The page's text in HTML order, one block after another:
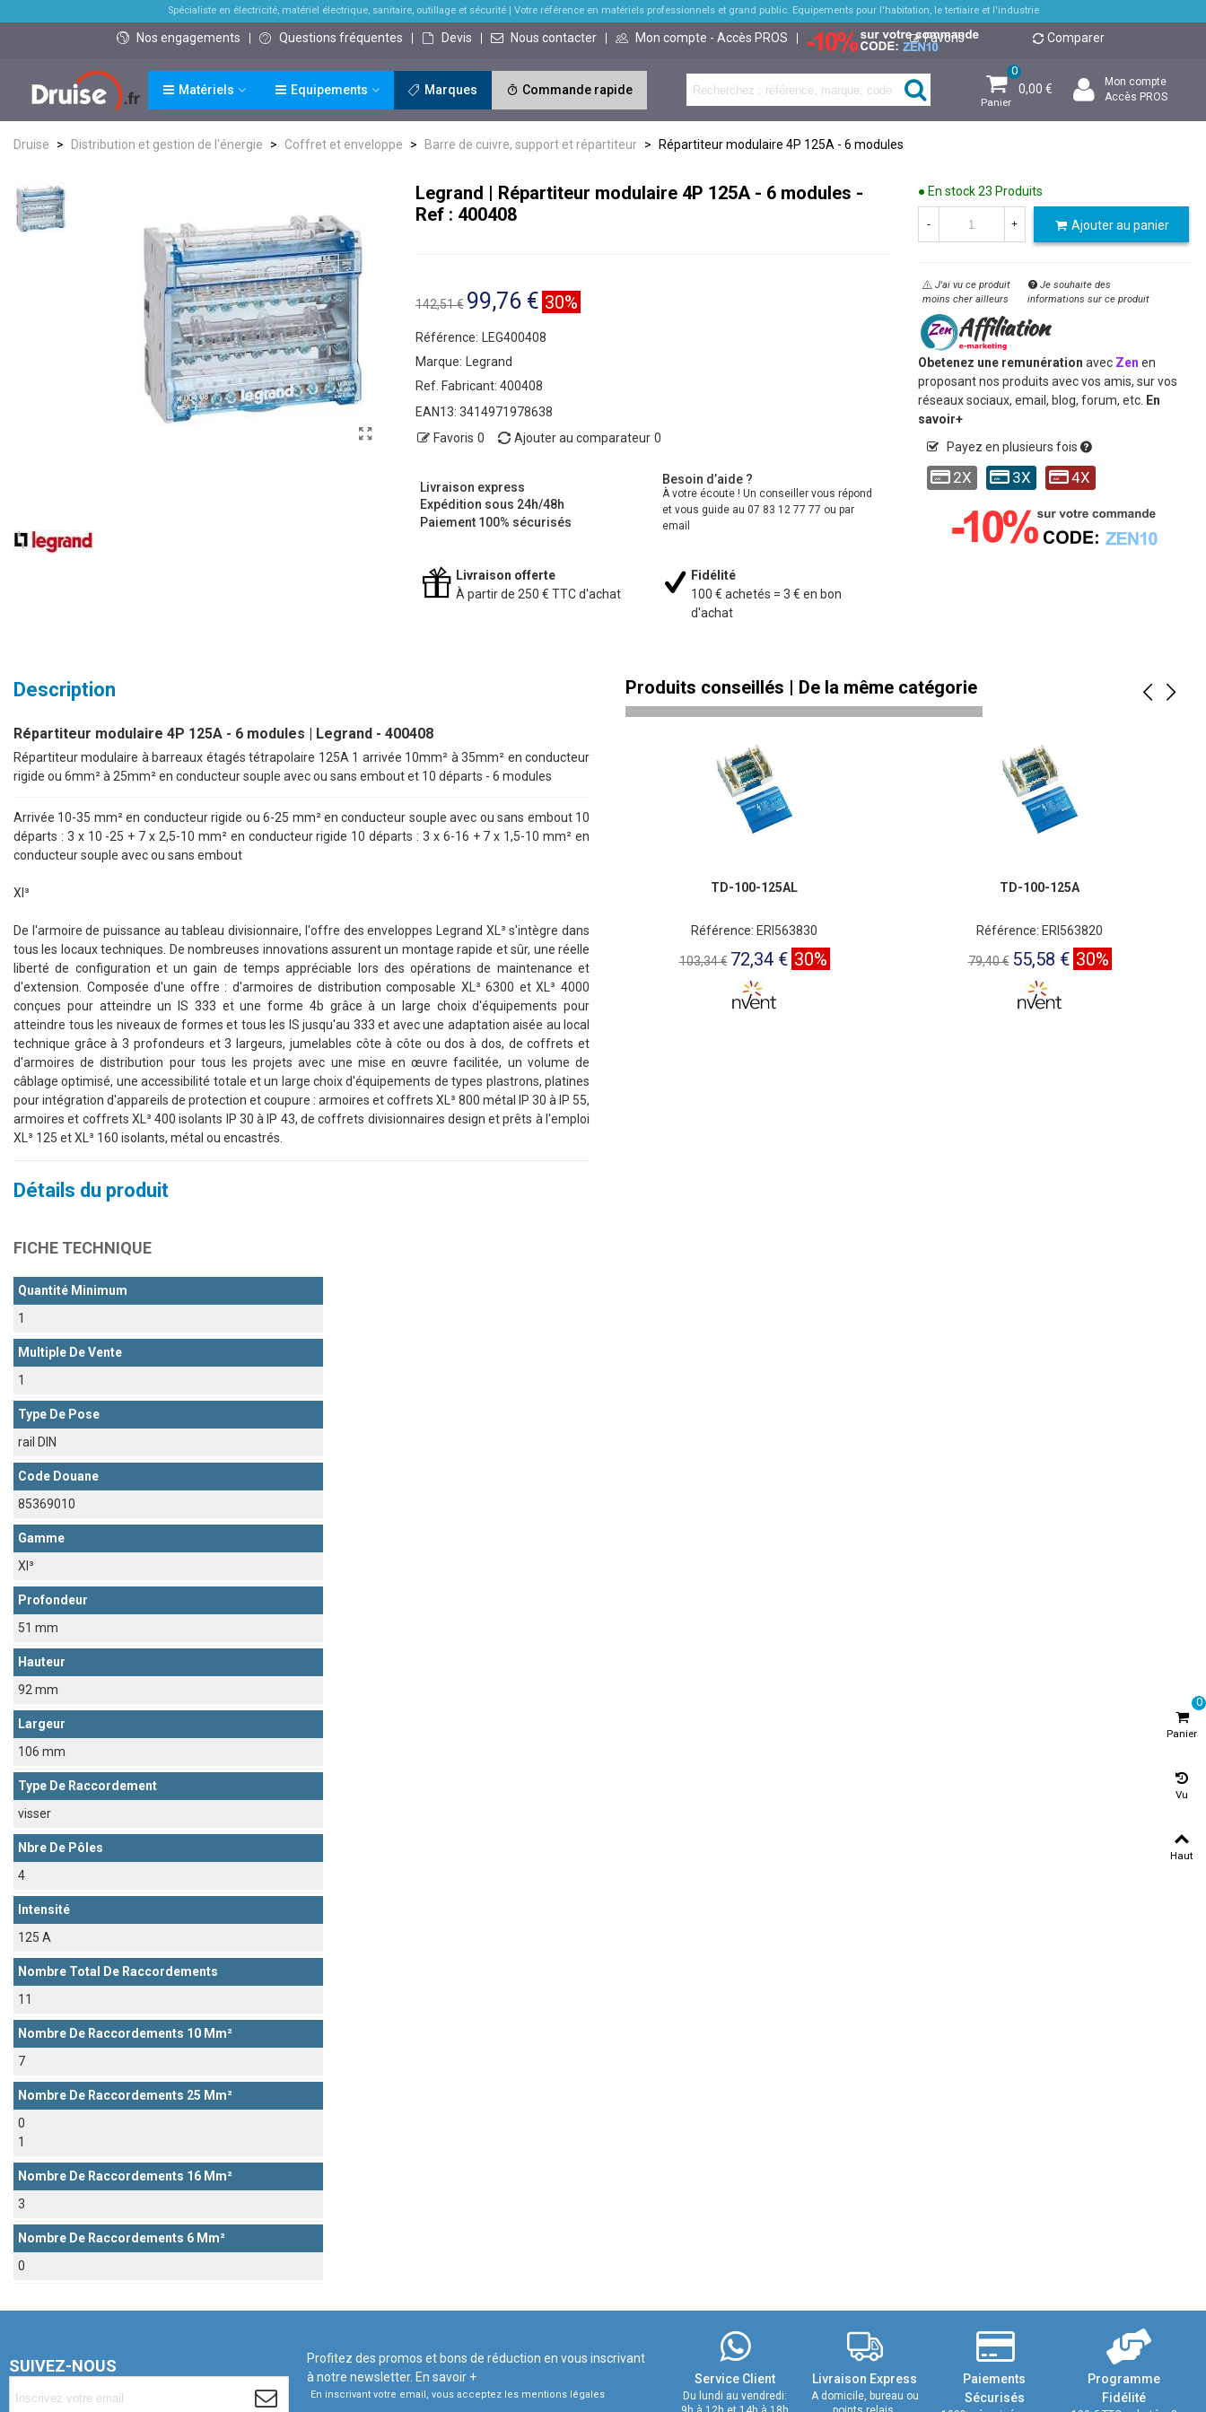
Spécialiste en électricité, matériel électrique, sanitaire, outillage et sécurité| Votre référence en matériels professionnels et grand public. Equipements pour l'habitation, le tertiaire et l'industrie
Nos engagements Questions fréquentes Devis Nous contacter Mon compte - Accès PROS Favoris Comparer
Matériels Equipements Marques Commande rapide
Panier
0
0,00 €
Mon compte
Accès PROS
Druise > Distribution et gestion de l'énergie > Coffret et enveloppe > Barre de cuivre, support et répartiteur > Répartiteur modulaire 4P 125A - 6 modules
Legrand | Répartiteur modulaire 4P 125A - 6 modules -
Ref : 400408
142,51 € 99,76 € 30%
Référence:
LEG400408
Marque:
Legrand
Ref. Fabricant: 400408
EAN13: 3414971978638
Favoris 0 Ajouter au comparateur 0
Livraison express
Expédition sous 24h/48h
Paiement 100% sécurisés
Besoin d’aide ?
À votre écoute ! Un conseiller vous répond
et vous guide au 07 83 12 77 77 ou par
email
Livraison offerte
À partir de 250 € TTC d'achat
Fidélité
100 € achetés = 3 € en bon
d'achat
● En stock23 Produits
- + Ajouter au panier
J'ai vu ce produit
moins cher ailleurs
Je souhaite des
informations sur ce produit
Obetenez une remunération avec Zen en
proposant nos produits avec vos amis, sur vos
réseaux sociaux, email, blog, forum, etc. En
savoir+
Payez en plusieurs fois
2X 3X 4X
Description
Répartiteur modulaire 4P 125A - 6 modules | Legrand - 400408
Répartiteur modulaire à barreaux étagés tétrapolaire 125A 1 arrivée 10mm² à 35mm² en conducteur
rigide ou 6mm² à 25mm² en conducteur souple avec ou sans embout et 10 départs - 6 modules
Arrivée 10-35 mm² en conducteur rigide ou 6-25 mm² en conducteur souple avec ou sans embout 10
départs : 3 x 10 -25 + 7 x 2,5-10 mm² en conducteur rigide 10 départs : 3 x 6-16 + 7 x 1,5-10 mm² en
conducteur souple avec ou sans embout
Xl³
De l'armoire de puissance au tableau divisionnaire, l'offre des enveloppes Legrand XL³ s'intègre dans
tous les locaux techniques. De nombreuses innovations assurent un montage rapide et sûr, une réelle
liberté de configuration et un gain de temps appréciable lors des opérations de maintenance et
d'extension. Composée d'une offre : d'armoires de distribution composable XL³ 6300 et XL³ 4000
conçues pour atteindre un IS 333 et une forme 4b grâce à un large choix d'équipements pour
atteindre tous les niveaux de formes et tous les IS jusqu'au 333 et avec une adaptation aisée au local
technique grâce à 3 profondeurs et 3 largeurs, jumelables côte à côte ou dos à dos, de coffrets et
d'armoires de distribution pour tous les projets avec une mise en œuvre facilitée, un volume de
câblage optimisé, une accessibilité totale et un large choix d'équipements de types plastrons, platines
pour intégration d'appareils de protection et coupure : armoires et coffrets XL³ 800 métal IP 30 à IP 55,
armoires et coffrets XL³ 400 isolants IP 30 à IP 43, de coffrets divisionnaires design et prêts à l'emploi
XL³ 125 et XL³ 160 isolants, métal ou encastrés.
Détails du produit
FICHE TECHNIQUE
Quantité Minimum
1
Multiple De Vente
1
Type De Pose
rail DIN
Code Douane
85369010
Gamme
Xl³
Profondeur
51 mm
Hauteur
92 mm
Largeur
106 mm
Type De Raccordement
visser
Nbre De Pôles
4
Intensité
125 A
Nombre Total De Raccordements
11
Nombre De Raccordements 10 Mm²
7
Nombre De Raccordements 25 Mm²
0
1
Nombre De Raccordements 16 Mm²
3
Nombre De Raccordements 6 Mm²
0
Produits conseillés | De la même catégorie
TD-100-125AL
Référence: ERI563830
103,34 € 72,34 € 30%
TD-100-125A
Référence: ERI563820
79,40 € 55,58 € 30%
SUIVEZ-NOUS
Profitez des promos et bons de réduction en vous inscrivant
à notre newsletter.En savoir +
En inscrivant votre email, vous acceptez les mentions légales
Service Client
Du lundi au vendredi:
Livraison Express
A domicile, bureau ou
Paiements
Sécurisés
Programme
Fidélité
Panier
0
Vu
Haut